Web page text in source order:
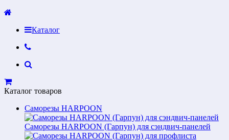
Каталог
Каталог товаров
Саморезы HARPOON
Саморезы HARPOON (Гарпун) для сэндвич-панелей